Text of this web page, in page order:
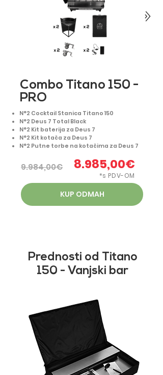
Combo Titano 150 -
PRO
N°2 Cocktail Stanica Titano 150
N°2 Deus 7 Total Black
N°2 Kit baterija za Deus 7
N°2 Kit kotača za Deus 7
N°2 Putne torbe na kotačima za Deus 7
9.984,00€ 8.985,00€
*s PDV-OM
KUP ODMAH
Prednosti od Titano
150 - Vanjski bar